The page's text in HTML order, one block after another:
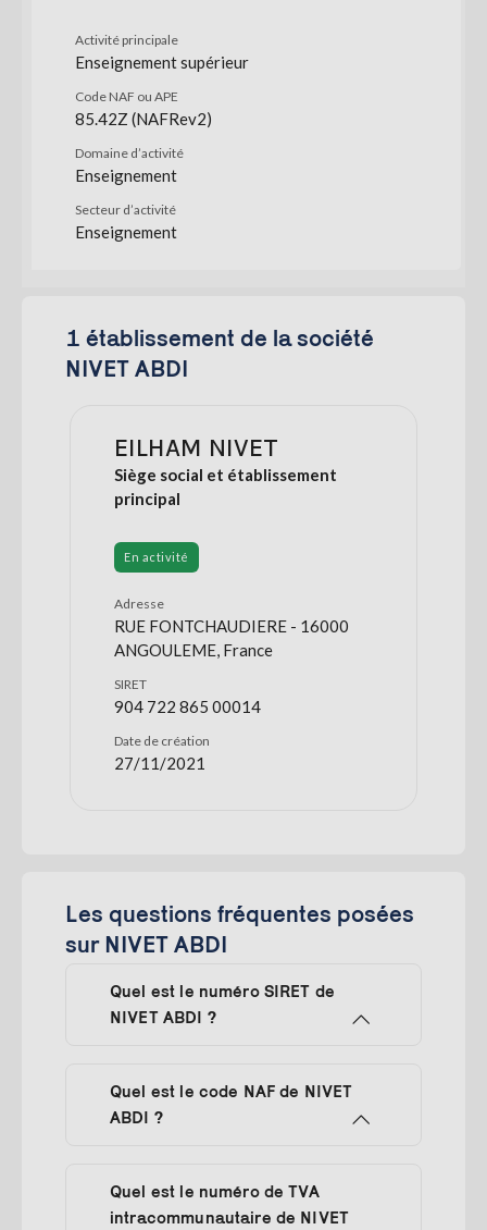
Activité principale
Enseignement supérieur
Code NAF ou APE
85.42Z (NAFRev2)
Domaine d’activité
Enseignement
Secteur d’activité
Enseignement
1 établissement de la société
NIVET ABDI
EILHAM NIVET
Siège social et établissement
principal
En activité
Adresse
RUE FONTCHAUDIERE - 16000
ANGOULEME, France
SIRET
904 722 865 00014
Date de création
27/11/2021
Les questions fréquentes posées
sur NIVET ABDI
Quel est le numéro SIRET de
NIVET ABDI ?
Quel est le code NAF de NIVET
ABDI ?
Quel est le numéro de TVA
intracommunautaire de NIVET